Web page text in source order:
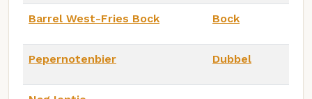
Barrel West-Fries Bock Bock
Pepernotenbier Dubbel